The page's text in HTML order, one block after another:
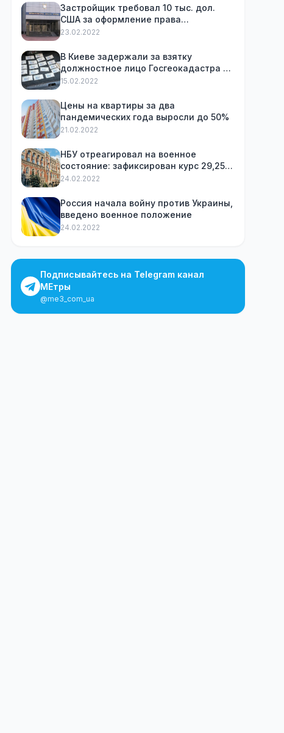
Застройщик требовал 10 тыс. дол.
США за оформление права
собственности на уже купленную
23.02.2022
В Киеве задержали за взятку
должностное лицо Госгеокадастра и
посредника
15.02.2022
Цены на квартиры за два
пандемических года выросли до 50%
21.02.2022
НБУ отреагировал на военное
состояние: зафиксирован курс 29,25
грн за доллар и ограничил снятие
24.02.2022
Россия начала войну против Украины,
введено военное положение
24.02.2022
Подписывайтесь на Telegram канал
МЕтры
@me3_com_ua